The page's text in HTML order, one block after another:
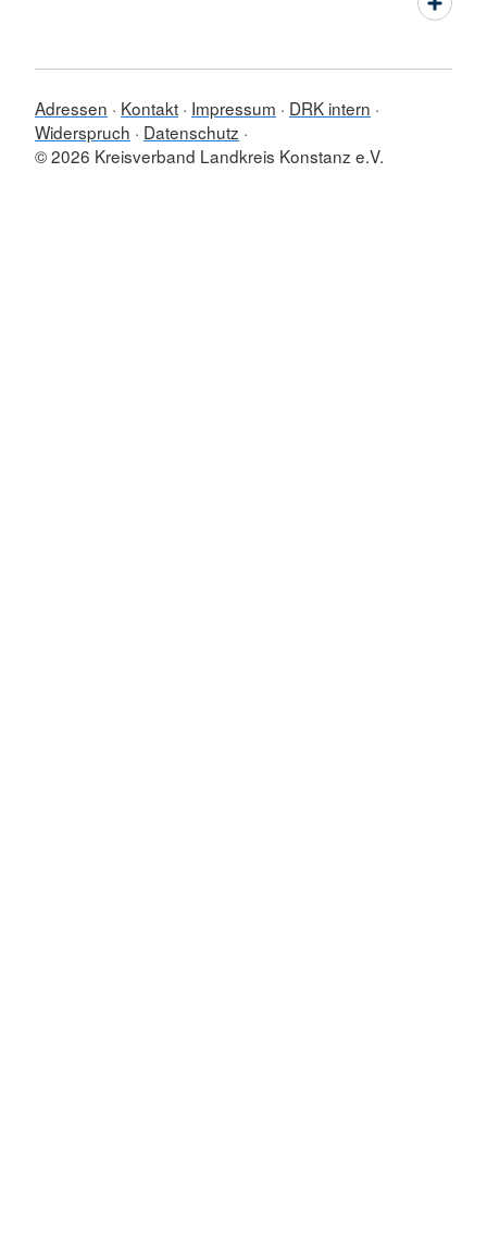
Adressen Kontakt Impressum
DRK intern
Widerspruch
Datenschutz
© 2026 Kreisverband Landkreis Konstanz e.V.